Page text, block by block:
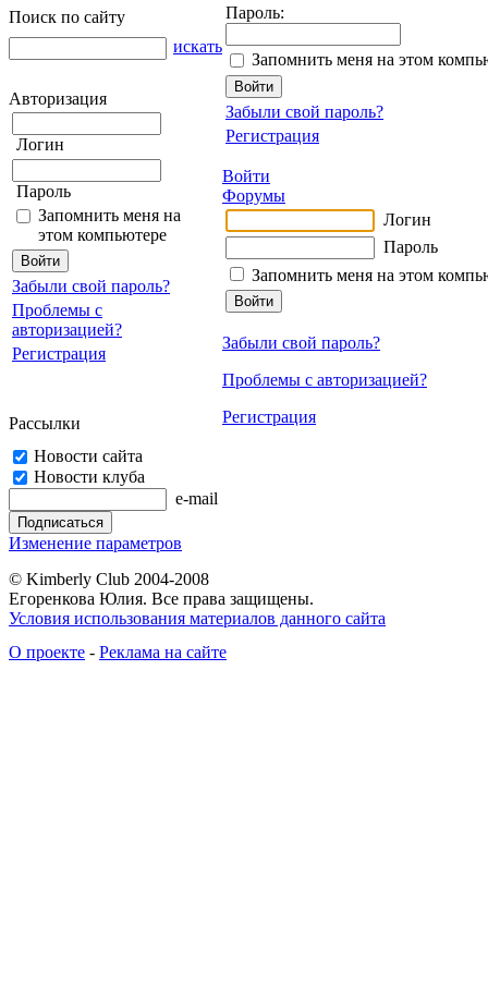
Поиск по сайту
искать
Авторизация
Логин
Пароль
Запомнить меня на
этом компьютере
Забыли свой пароль?
Проблемы с
авторизацией?
Регистрация
Рассылки
Новости сайта
Новости клуба
e-mail
Изменение параметров
Пароль:
Запомнить меня на этом
Забыли свой пароль?
Регистрация
Войти
Форумы
Логин
Пароль
Запомнить меня на этом
Забыли свой пароль?
Проблемы с авторизацией?
Регистрация
© Kimberly Club 2004-2008
Егоренкова Юлия. Все права защищены.
Условия использования материалов данного сайта
О проекте - Реклама на сайте